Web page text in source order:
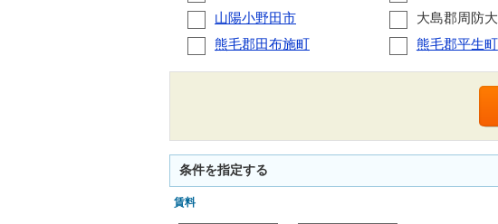
山陽小野田市
大島郡周防
熊毛郡田布施町
熊毛郡平生町
条件を指定する
賃料